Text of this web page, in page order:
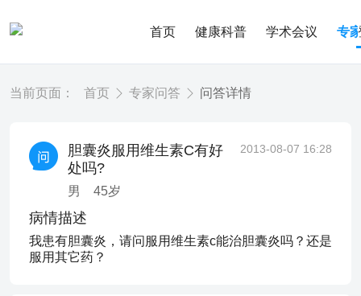
首页 健康科普 学术会议 专
当前页面： 首页 专家问答 问答详情
胆囊炎服用维生素C有好
处吗?
男 45岁
2013-08-07 16:28
病情描述
我患有胆囊炎，请问服用维生素c能治胆囊炎吗？还是
服用其它药？